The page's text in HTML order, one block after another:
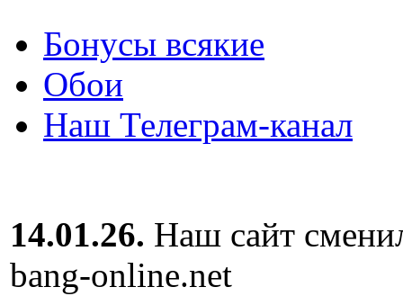
Бонусы всякие
Обои
Наш Телеграм-канал
14.01.26. Наш сайт
bang-online.net